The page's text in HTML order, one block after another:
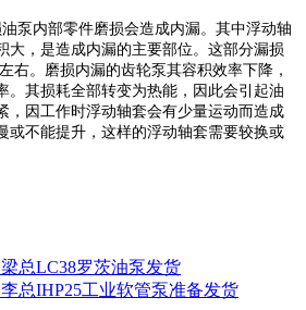
泵内部零件磨损会造成内漏。其中浮动轴
大，是造成内漏的主要部位。这部分漏损
右。磨损内漏的齿轮泵其容积效率下降，
。其损耗全部转变为热能，因此会引起油
，因工作时浮动轴套会有少量运动而造成
或不能提升，这样的浮动轴套需要较换或
总LC38罗茨油泵发货
总IHP25工业软管泵准备发货